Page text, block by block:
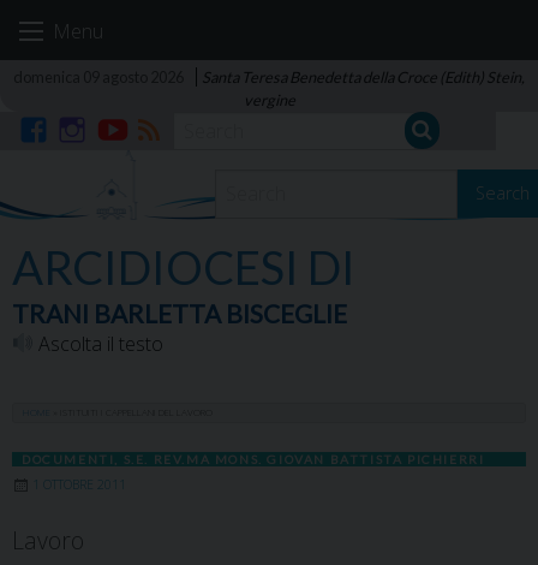
Menu
Santa Teresa Benedetta della Croce (Edith) Stein,
vergine
Search
ARCIDIOCESI DI
TRANI BARLETTA BISCEGLIE
Ascolta il testo
DOCUMENTI S.E. REV.MA MONS. GIOVAN BATTISTA PICHIERRI
1 OTTOBRE 2011
Lavoro